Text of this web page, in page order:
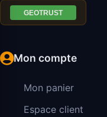
Mon compte
Mon panier
Espace client